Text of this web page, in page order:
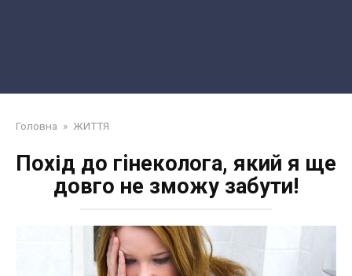
Головна » ЖИТТЯ
Похід до гiнeкoлога, який я ще
довго не зможу забути!